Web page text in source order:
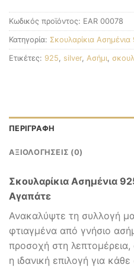
Κωδικός προϊόντος: EAR 00078
Κατηγορία: Σκουλαρίκια Ασημένια
Ετικέτες: 925, silver, Ασήμι,
ΠΕΡΙΓΡΑΦΉ
ΑΞΙΟΛΟΓΉΣΕΙΣ (0)
Σκουλαρίκια Ασημένια
Αγαπάτε
Ανακαλύψτε τη συλλογή
φτιαγμένα από γνήσιο
προσοχή στη λεπτομέρεια,
η ιδανική επιλογή για